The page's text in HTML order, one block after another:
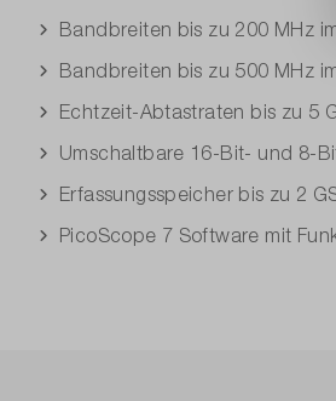
Bandbreiten bis zu 200 MHz
Bandbreiten bis zu 500 MHz
Echtzeit-Abtastraten bis zu 5
Umschaltbare 16-Bit- und 8-
Erfassungsspeicher bis zu 2
PicoScope 7 Software mit